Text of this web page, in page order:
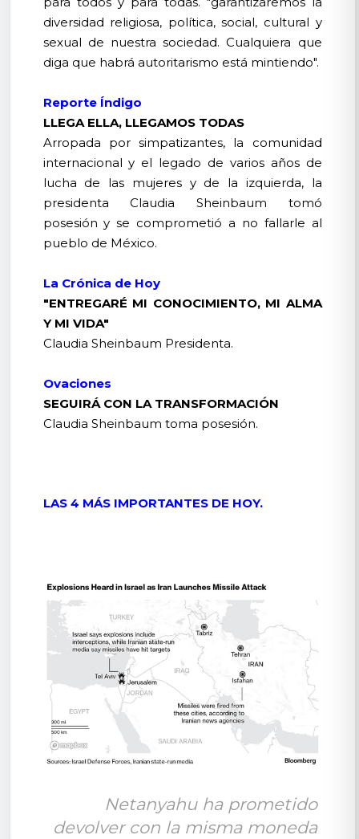
diversidad religiosa, política, social, cultural y
sexual de nuestra sociedad. Cualquiera que
diga que habrá autoritarismo está mintiendo".
Reporte Índigo
LLEGA ELLA, LLEGAMOS TODAS
Arropada por simpatizantes, la comunidad
internacional y el legado de varios años de
lucha de las mujeres y de la izquierda, la
presidenta Claudia Sheinbaum tomó
posesión y se comprometió a no fallarle al
pueblo de México.
La Crónica de Hoy
"ENTREGARÉ MI CONOCIMIENTO, MI ALMA
Y MI VIDA"
Claudia Sheinbaum Presidenta.
Ovaciones
SEGUIRÁ CON LA TRANSFORMACIÓN
Claudia Sheinbaum toma posesión.
LAS 4 MÁS IMPORTANTES DE HOY.
Netanyahu ha prometido
devolver con la misma moneda